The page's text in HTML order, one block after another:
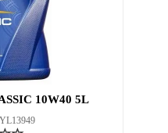
10W40 5L